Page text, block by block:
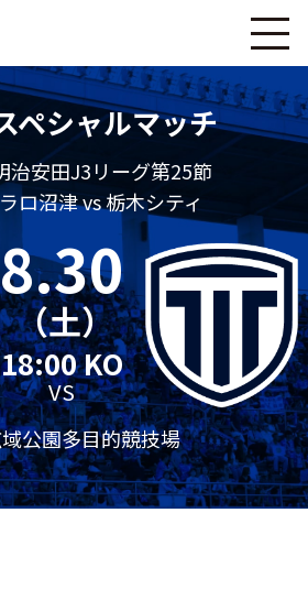
ペシャルマッチ
治安田J3リーグ第25節
ロ沼津 vs 栃木シティ
8.30
（土）
18:00 KO
VS
公園多目的競技場